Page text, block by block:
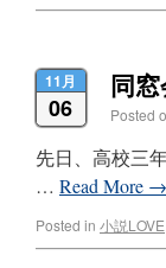
11月
06
同
Posted
先日、高校三
… Read More →
Posted in 小説LOVE